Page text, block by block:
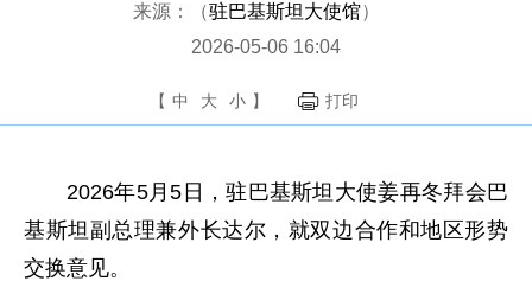
来源：（驻巴基斯坦大使馆）
2026-05-06 16:04
【 中 大 小 】 打印
2026年5月5日，驻巴基斯坦大使姜再冬拜会巴
基斯坦副总理兼外长达尔，就双边合作和地区形势
交换意见。